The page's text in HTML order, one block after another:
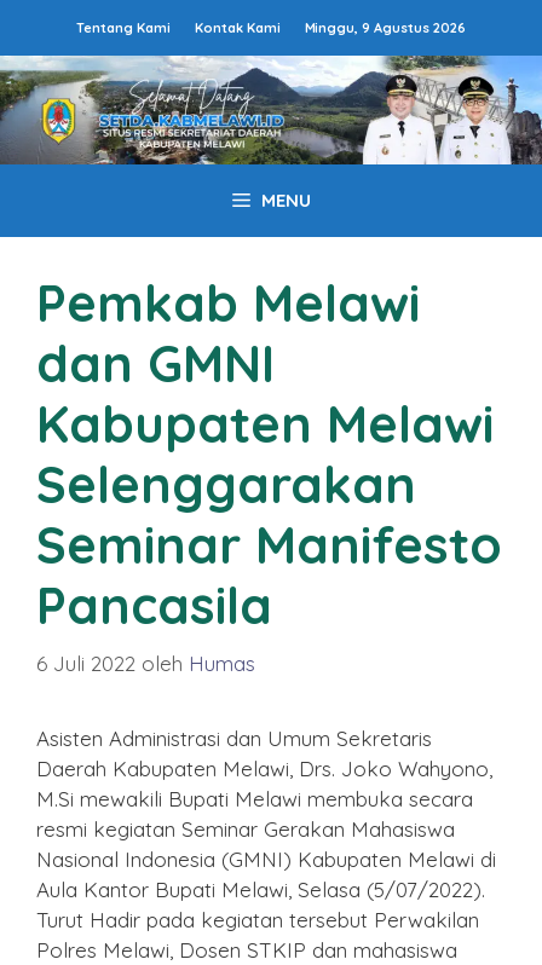
isi
Tentang Kami Kontak Kami Minggu, 9 Agustus 2026
MENU
Pemkab Melawi
dan GMNI
Kabupaten Melawi
Selenggarakan
Seminar Manifesto
Pancasila
6 Juli 2022 oleh Humas
Asisten Administrasi dan Umum Sekretaris
Daerah Kabupaten Melawi, Drs. Joko Wahyono,
M.Si mewakili Bupati Melawi membuka secara
resmi kegiatan Seminar Gerakan Mahasiswa
Nasional Indonesia (GMNI) Kabupaten Melawi di
Aula Kantor Bupati Melawi, Selasa (5/07/2022).
Turut Hadir pada kegiatan tersebut Perwakilan
Polres Melawi, Dosen STKIP dan mahasiswa